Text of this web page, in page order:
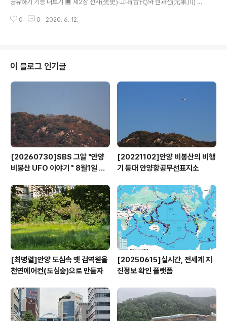
공유하기 기능 더보기 ▣ 제2장 선사(先史)·고대(古代)와 원과천(元果川) 현
냐하면 과천 신도시를 개발하는 데에 있어 고고학적 조사를 행하지 않았으므로
이러한 조사 및 보고서의 작성이 없이 신도시를 건설하였기 때문에 신도시지역
내의 선사나 고대의 유적들이 개발과정에서 사라져 갔을 것이다. 그러나 근래에
들어 산본이나..
0 0 2020. 6. 12.
이 블로그 인기글
[20260730]SBS 그알 "안양
비봉산 UFO 이야기 " 8월1일 방
[20221102]안양 비봉산의 비행
기 등대 안양항공무선표지소
[최병렬]안양 도심속 옛 검역원을
천연에어컨(도심숲)으로 만들자
[20250615]실시간, 전세계 지
진정보 확인 플랫폼